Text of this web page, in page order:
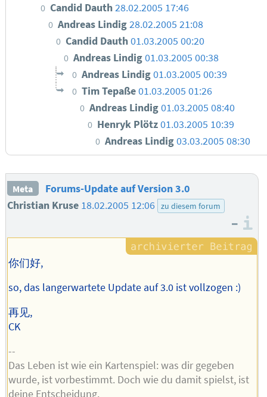
0 Candid Dauth28.02.2005 17:46
0 Andreas Lindig28.02.2005 21:08
0 Candid Dauth01.03.2005 00:20
0 Andreas Lindig01.03.2005 00:38
0 Andreas Lindig01.03.2005 00:39
0 Tim Tepaße01.03.2005 01:26
0 Andreas Lindig01.03.2005 08:40
0 Henryk Plötz01.03.2005 10:39
0 Andreas Lindig03.03.2005 08:30
Meta
Forums-Update auf Version 3.0
Christian Kruse 18.02.2005 12:06 zu diesem forum
–
你们好,
so, das langerwartete Update auf 3.0 ist vollzogen :)
再见,
CK
--
Das Leben ist wie ein Kartenspiel: was dir gegeben
wurde, ist vorbestimmt. Doch wie du damit spielst, ist
deine Entscheidung.